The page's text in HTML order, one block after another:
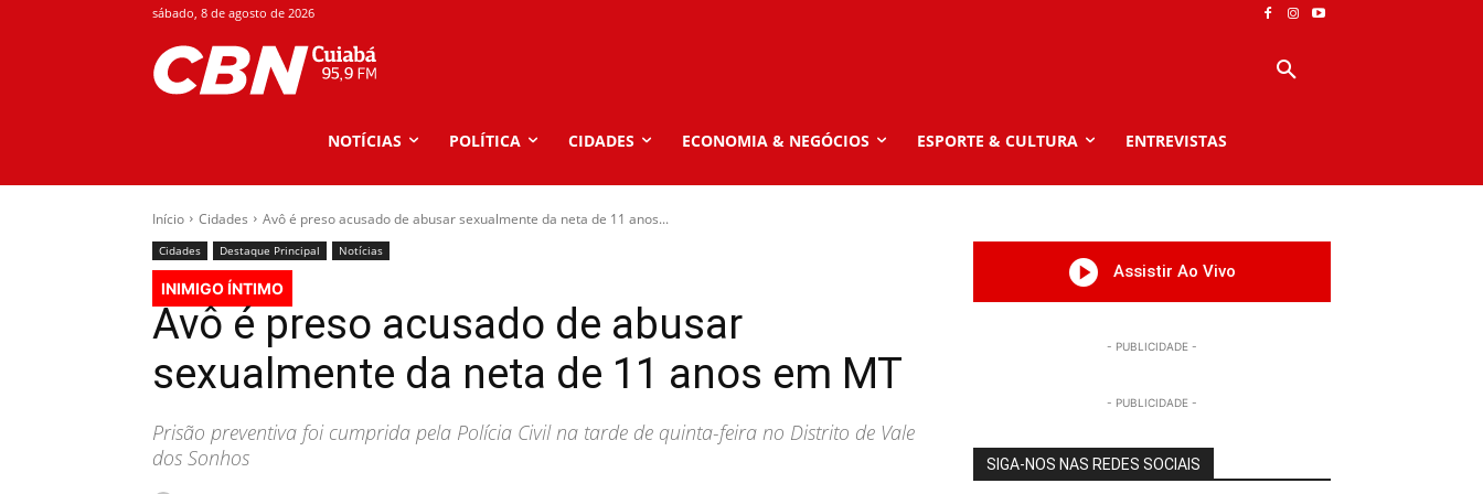
sábado, 8 de agosto de 2026
NOTÍCIAS POLÍTICA CIDADES ECONOMIA & NEGÓCIOS ESPORTE & CULTURA ENTREVISTAS
Início Cidades Avô é preso acusado de abusar sexualmente da neta de 11 anos...
Cidades Destaque Principal Notícias
INIMIGO ÍNTIMO
Avô é preso acusado de abusar
sexualmente da neta de 11 anos em MT
Prisão preventiva foi cumprida pela Polícia Civil na tarde de quinta-feira no Distrito de Vale
dos Sonhos
Assistir Ao Vivo
- PUBLICIDADE -
- PUBLICIDADE -
SIGA-NOS NAS REDES SOCIAIS